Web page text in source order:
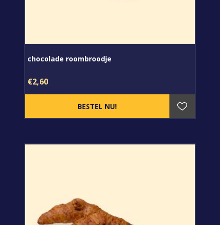
chocolade roombroodje
€2,60